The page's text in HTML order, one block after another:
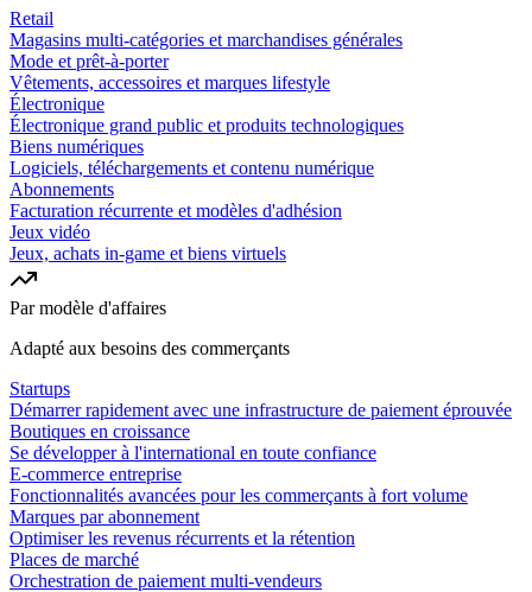
Retail
Magasins multi-catégories et marchandises générales
Mode et prêt-à-porter
Vêtements, accessoires et marques lifestyle
Électronique
Électronique grand public et produits technologiques
Biens numériques
Logiciels, téléchargements et contenu numérique
Abonnements
Facturation récurrente et modèles d'adhésion
Jeux vidéo
Jeux, achats in-game et biens virtuels
Par modèle d'affaires
Adapté aux besoins des commerçants
Startups
Démarrer rapidement avec une infrastructure de paiement éprouvée
Boutiques en croissance
Se développer à l'international en toute confiance
E-commerce entreprise
Fonctionnalités avancées pour les commerçants à fort volume
Marques par abonnement
Optimiser les revenus récurrents et la rétention
Places de marché
Orchestration de paiement multi-vendeurs